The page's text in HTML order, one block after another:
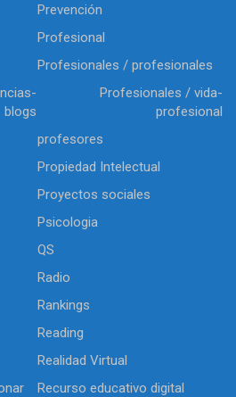
Prevención
Profesional
Profesionales / profesionales
blogs
Profesionales / vida-
profesional
profesores
Propiedad Intelectual
Proyectos sociales
Psicologia
QS
Radio
Rankings
Reading
Realidad Virtual
Recurso educativo digital